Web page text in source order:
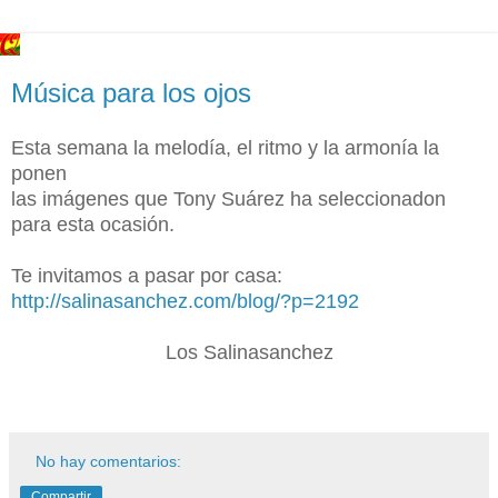
Música para los ojos
Esta semana la melodía, el ritmo y la armonía la
ponen
las imágenes que Tony Suárez ha seleccionadon
para esta ocasión.
Te invitamos a pasar por casa:
http://salinasanchez.com/blog/?p=2192
Los Salinasanchez
No hay comentarios: